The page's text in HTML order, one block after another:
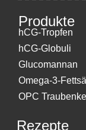
Produkte
hCG-Tropfen
hCG-Globuli
Glucomannan
Omega-3-
OPC
Rezepte